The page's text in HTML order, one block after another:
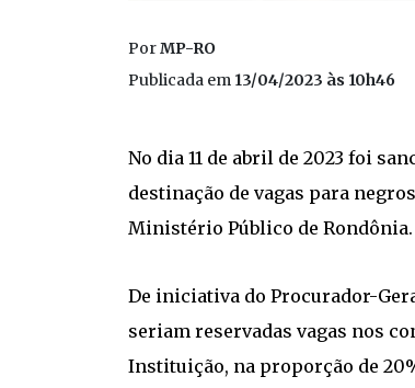
PorMP-RO
Publicada em 13/04/2023 às 10h46
No dia 11 de abril de 2023 foi
destinação de vagas para
Ministério Público de Rondônia.
De iniciativa do Procurador-
seriam reservadas vagas nos
Instituição, na proporção de